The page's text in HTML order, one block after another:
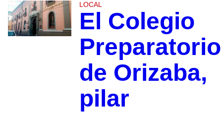
LOCAL
El Colegio
Preparatorio
de Orizaba,
pilar